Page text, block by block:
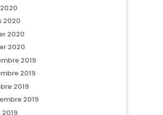
2020
2020
2020
2019
2019
2019
2019